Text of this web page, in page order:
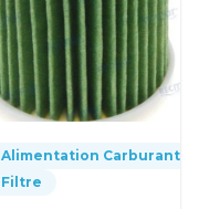
Alimentation Carburant
Filtre